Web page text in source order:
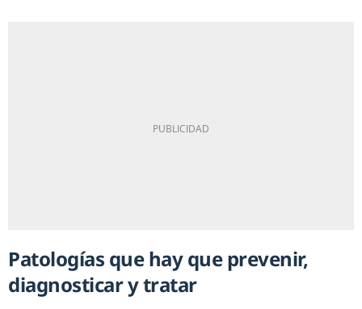
Patologías que hay que prevenir,
diagnosticar y tratar